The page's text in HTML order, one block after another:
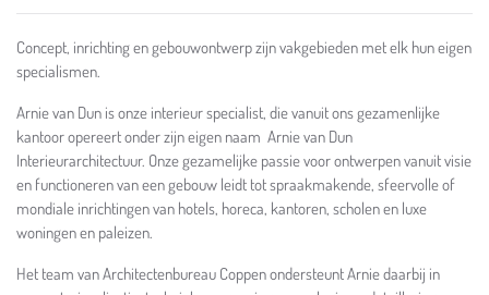
Concept, inrichting en gebouwontwerp zijn vakgebieden met elk hun eigen
specialismen.
Arnie van Dun is onze interieur specialist, die vanuit ons gezamenlijke
kantoor opereert onder zijn eigen naam Arnie van Dun
Interieurarchitectuur. Onze gezamelijke passie voor ontwerpen vanuit visie
en functioneren van een gebouw leidt tot spraakmakende, sfeervolle of
mondiale inrichtingen van hotels, horeca, kantoren, scholen en luxe
woningen en paleizen.
Het team van Architectenbureau Coppen ondersteunt Arnie daarbij in